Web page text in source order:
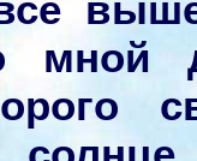
мной